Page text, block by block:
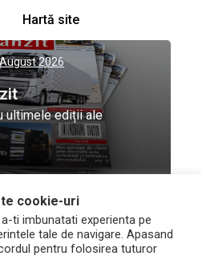
Hartă site
2026
ultimele ediții ale
Design by
and development by Neo
Vision Technologies
cookie-uri
ti imbunatati experienta pe
tale de navigare. Apasand
pentru folosirea tuturor